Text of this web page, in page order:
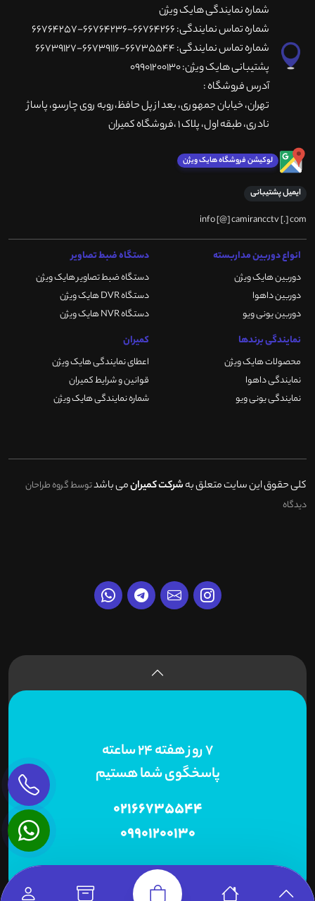
شماره نمایندگی هایک ویژن
شماره تماس نمایندگی: 66764266-66764236-66764257
شماره تماس نمایندگی: 66735544-66739116-66739127
پشتیبانی هایک ویژن: 09901200130
آدرس فروشگاه :
تهران، خيابان جمهوری، بعد از پل حافظ،روبه روی چارسو، پاساژ
نادری، طبقه اول، پلاک 1 ،فروشگاه کمیران
لوکیشن فروشگاه هایک ویژن
ایمیل پشتیبانی
info [@] camirancctv [.] com
انواع دوربین مداربسته
دوربین هایک ویژن
دوربین داهوا
دوربین یونی ویو
دستگاه ضبط تصاویر
دستگاه ضبط تصاویر هایک ویژن
دستگاه DVR هایک ویژن
دستگاه NVR هایک ویژن
نمایندگی برندها
محصولات هایک ویژن
نمایندگی داهوا
نمایندگی یونی ویو
کمیران
اعطای نمایندگی هایک ویژن
قوانین و شرایط کمیران
شماره نمایندگی هایک ویژن
کلی حقوق این سایت متعلق بهشرکت کمیرانمی باشدتوسط گروه طراحان
دیدگاه
7 روز هفته 24 ساعته
پاسخگوی شما هستیم
02166735544
09901200130